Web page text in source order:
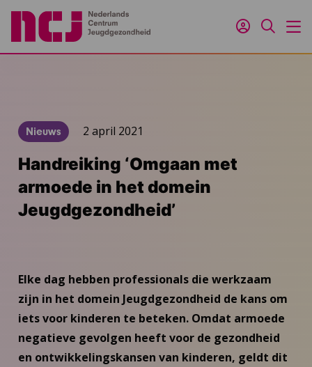
Inloggen
Zoeken
Nieuws 2 april 2021
Handreiking ‘Omgaan met
armoede in het domein
Jeugdgezondheid’
Elke dag hebben professionals die werkzaam
zijn in het domein Jeugdgezondheid de kans om
iets voor kinderen te beteken. Omdat armoede
negatieve gevolgen heeft voor de gezondheid
en ontwikkelingskansen van kinderen, geldt dit